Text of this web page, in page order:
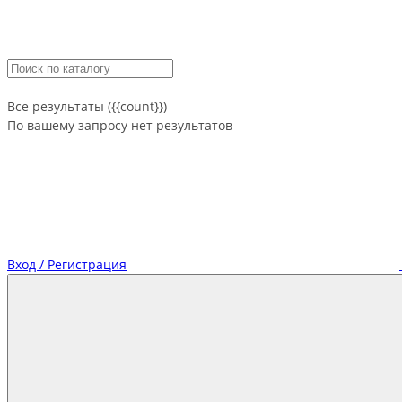
Все результаты ({{count}})
По вашему запросу нет результатов
Вход / Регистрация